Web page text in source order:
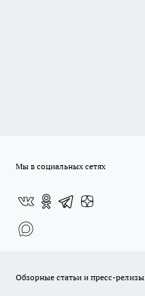
Мы в социальных сетях
Обзорные статьи и пресс-релизы